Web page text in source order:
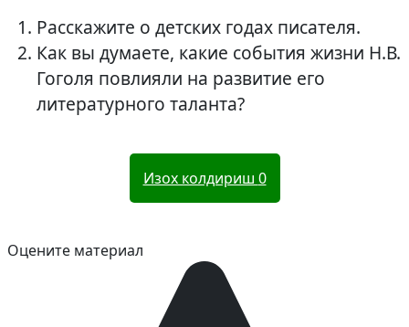
Расскажите о детских годах писателя.
Как вы думаете, какие события жизни Н.В.
Гоголя повлияли на развитие его
литературного таланта?
Изох колдириш 0
Оцените материал